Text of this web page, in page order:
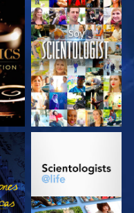
VE
EXPLORA LAS